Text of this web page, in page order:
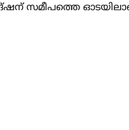
സമീപത്തെ